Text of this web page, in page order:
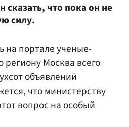
что пока он не
силу.
на портале ученые-
Москва всего
объявлений
что министерству
вопрос на особый